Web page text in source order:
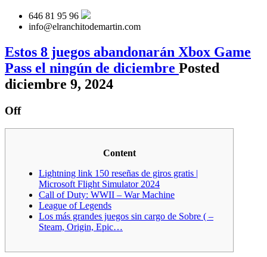
646 81 95 96
info@elranchitodemartin.com
Estos 8 juegos abandonarán Xbox Game
Pass el ningún de diciembre Posted
diciembre 9, 2024
Off
Content
Lightning link 150 reseñas de giros gratis |
Microsoft Flight Simulator 2024
Call of Duty: WWII – War Machine
League of Legends
Los más grandes juegos sin cargo de Sobre ( –
Steam, Origin, Epic…